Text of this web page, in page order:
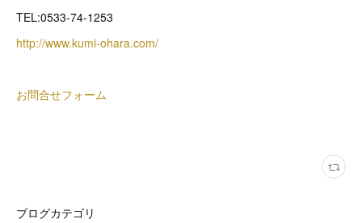
TEL:0533-74-1253
http://www.kumi-ohara.com/
お問合せフォーム
ブログカテゴリ